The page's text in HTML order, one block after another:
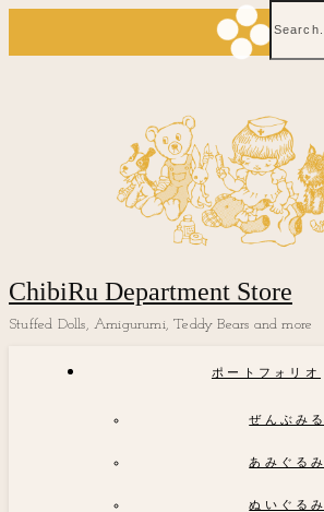
ChibiRu Department Store
Stuffed Dolls, Amigurumi, Teddy Bears and more
ポートフォリオ
ぜんぶみる
あみぐるみ
ぬいぐるみ